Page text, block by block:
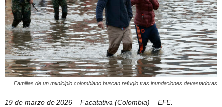
Familias de un municipio colombiano buscan refugio tras inundaciones devastadoras
19 de marzo de 2026 – Facatativa (Colombia) – EFE.